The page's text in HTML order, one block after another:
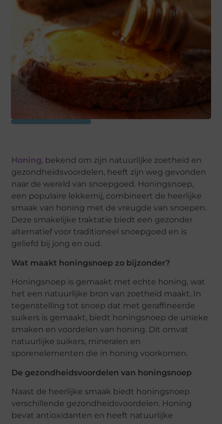
Honing, bekend om zijn natuurlijke zoetheid en
gezondheidsvoordelen, heeft zijn weg gevonden
naar de wereld van snoepgoed. Honingsnoep,
een populaire lekkernij, combineert de heerlijke
smaak van honing met de vreugde van snoepen.
Deze smakelijke traktatie biedt een gezonder
alternatief voor traditioneel snoepgoed en is
geliefd bij jong en oud.
Wat maakt honingsnoep zo bijzonder?
Honingsnoep is gemaakt met echte honing, wat
het een natuurlijke bron van zoetheid maakt. In
tegenstelling tot snoep dat met geraffineerde
suikers is gemaakt, biedt honingsnoep de unieke
smaken en voordelen van honing. Dit omvat
natuurlijke suikers, mineralen en
sporenelementen die in honing voorkomen.
De gezondheidsvoordelen van honingsnoep
Naast de heerlijke smaak biedt honingsnoep
verschillende gezondheidsvoordelen. Honing
bevat antioxidanten en heeft natuurlijke